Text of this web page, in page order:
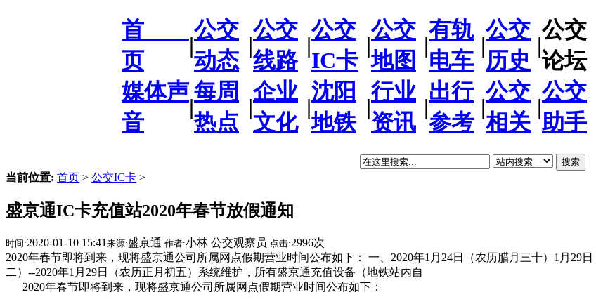
首
页
|
公交
动态
|
公交
线路
|
公交
IC卡
|
公交
地图
|
有轨
电车
|
公交
历史
|
公交
论坛
媒体声
音
|
每周
热点
|
企业
文化
|
沈阳
地铁
|
行业
资讯
|
出行
参考
|
公交
相关
|
公交
助手
搜索
当前位置: 首页 > 公交IC卡 >
盛京通IC卡充值站2020年春节放假通知
时间:2020-01-10 15:41 来源:盛京通 作者:小林 公交观察员 点击:2996次
2020年春节即将到来，现将盛京通公司所属网点假期营业时间公布如下： 一、2020年1月24日（农历腊月三十）1月29
二）--2020年1月29日（农历正月初五）系统维护，所有盛京通充值设备（地铁站内自
2020年春节即将到来，现将盛京通公司所属网点假期营业时间公布如下：